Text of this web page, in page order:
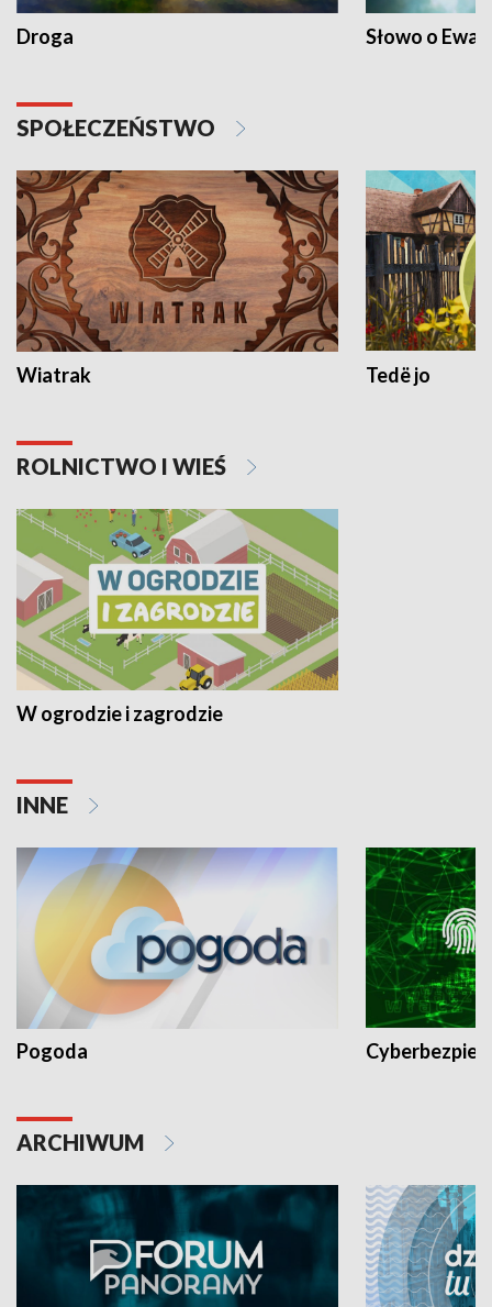
Droga Słowo o
SPOŁECZEŃSTWO
Wiatrak Tedë jo
ROLNICTWO I WIEŚ
W ogrodzie i zagrodzie
INNE
Pogoda
ARCHIWUM